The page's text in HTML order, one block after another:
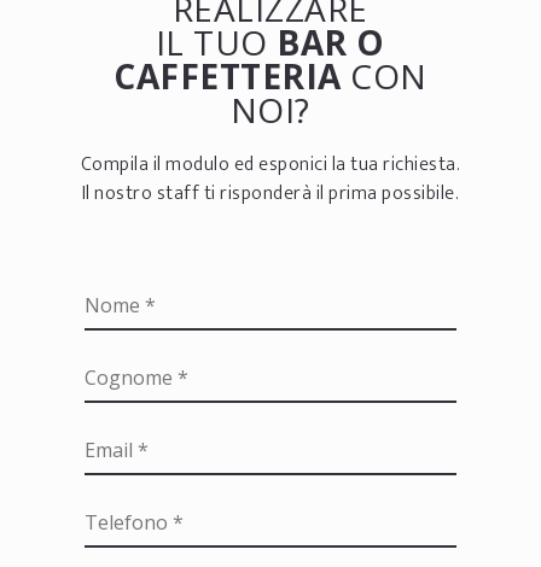
IL TUO BAR O
CAFFETTERIACON
NOI?
Compila il modulo ed esponici la tua richiesta.
Il nostro staff ti risponderà il prima possibile.